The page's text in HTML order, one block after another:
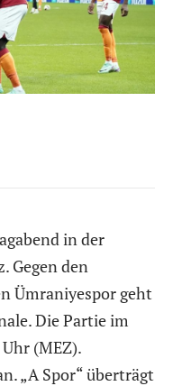
in der
Gegen den
Ümraniyespor geht
Die Partie im
(MEZ).
„A Spor“ überträgt